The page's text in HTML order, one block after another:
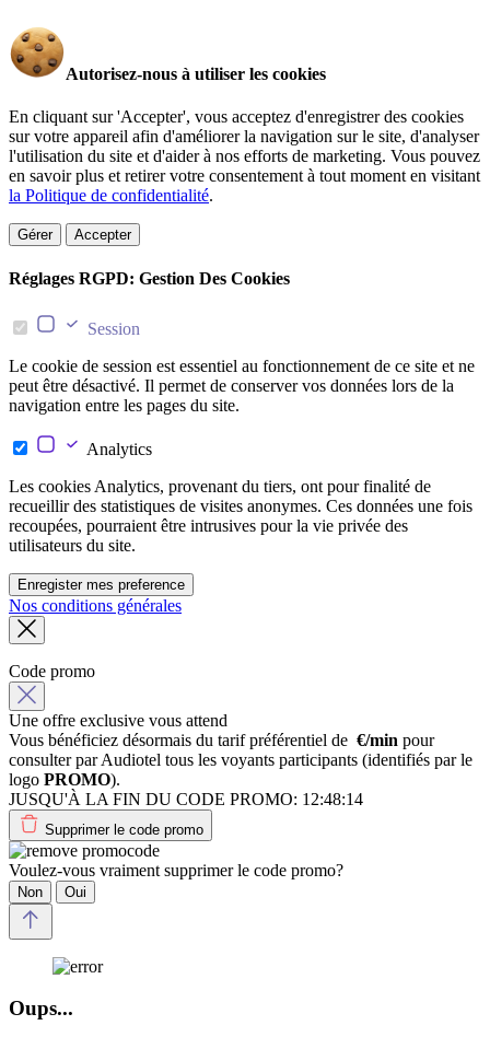
Autorisez-nous à utiliser les cookies
En cliquant sur 'Accepter', vous acceptez d'enregistrer des cookies
sur votre appareil afin d'améliorer la navigation sur le site, d'analyser
l'utilisation du site et d'aider à nos efforts de marketing. Vous pouvez
en savoir plus et retirer votre consentement à tout moment en visitant
la Politique de confidentialité.
Gérer Accepter
Réglages RGPD: Gestion Des Cookies
Session
Le cookie de session est essentiel au fonctionnement de ce site et ne
peut être désactivé. Il permet de conserver vos données lors de la
navigation entre les pages du site.
Analytics
Les cookies Analytics, provenant du tiers, ont pour finalité de
recueillir des statistiques de visites anonymes. Ces données une fois
recoupées, pourraient être intrusives pour la vie privée des
utilisateurs du site.
Enregister mes preference
Nos conditions générales
Code promo
Une offre exclusive vous attend
Vous bénéficiez désormais du tarif préférentiel de €/min pour
consulter par Audiotel tous les voyants participants (identifiés par le
logo PROMO).
JUSQU'À LA FIN DU CODE PROMO: 12:48:14
Supprimer le code promo
Voulez-vous vraiment supprimer le code promo?
Non Oui
Oups...